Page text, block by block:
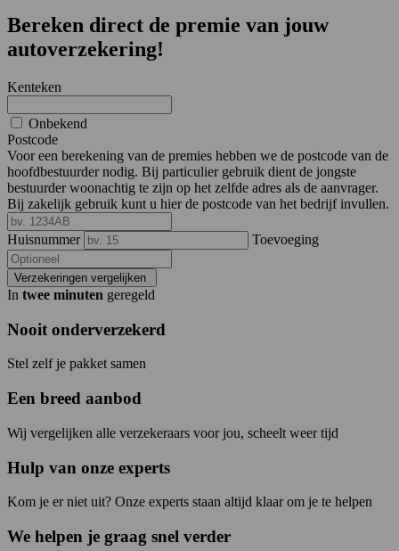
Bereken direct de premie van jouw
autoverzekering!
Kenteken
Onbekend
Postcode
Voor een berekening van de premies hebben we de postcode van de
hoofdbestuurder nodig. Bij particulier gebruik dient de jongste
bestuurder woonachtig te zijn op het zelfde adres als de aanvrager.
Bij zakelijk gebruik kunt u hier de postcode van het bedrijf invullen.
Huisnummer Toevoeging
Verzekeringen vergelijken
In twee minuten geregeld
Nooit onderverzekerd
Stel zelf je pakket samen
Een breed aanbod
Wij vergelijken alle verzekeraars voor jou, scheelt weer tijd
Hulp van onze experts
Kom je er niet uit? Onze experts staan altijd klaar om je te helpen
We helpen je graag snel verder